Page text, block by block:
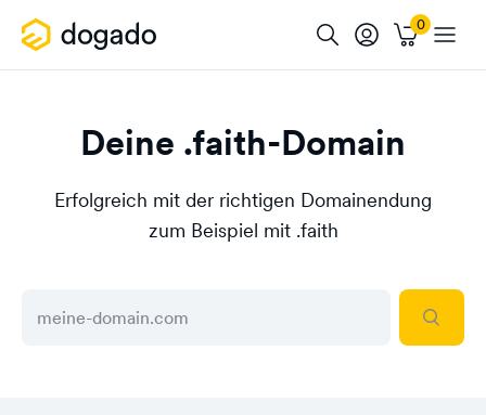
Deine .faith-Domain
Erfolgreich mit der richtigen Domainendung
zum Beispiel mit .faith